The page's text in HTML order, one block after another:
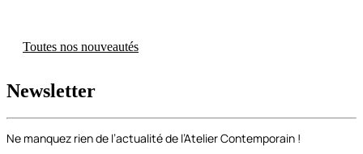
Toutes nos nouveautés
Newsletter
Ne manquez rien de l’actualité de l’Atelier Contemporain !